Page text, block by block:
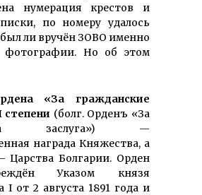
нумерация крестов и
по номеру удалось
ли вручён ЗОВО именно
фотографии. Но об этом
«За гражданские
степени (болг. Орденъ «За
заслуга») —
награда Княжества, а
Царства Болгарии. Орден
Указом князя
I от 2 августа 1891 года и